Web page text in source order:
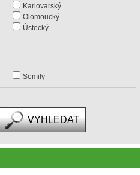
Karlovarský
Olomoucký
Ústecký
Semily